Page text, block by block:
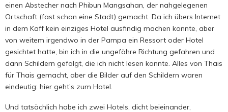
einen Abstecher nach Phibun Mangsahan, der nahgelegenen
Ortschaft (fast schon eine Stadt) gemacht. Da ich übers Internet
in dem Kaff kein einziges Hotel ausfindig machen konnte, aber
von weitem irgendwo in der Pampa ein Ressort oder Hotel
gesichtet hatte, bin ich in die ungefähre Richtung gefahren und
dann Schildern gefolgt, die ich nicht lesen konnte. Alles von Thais
für Thais gemacht, aber die Bilder auf den Schildern waren
eindeutig: hier geht’s zum Hotel.
Und tatsächlich habe ich zwei Hotels, dicht beieinander,